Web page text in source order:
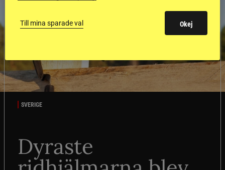
SVERIGE
Dyraste
Till mina sparade val Okej